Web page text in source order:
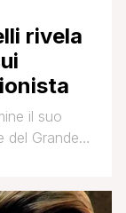
rivela
il suo
del Grande
suo lavoro.